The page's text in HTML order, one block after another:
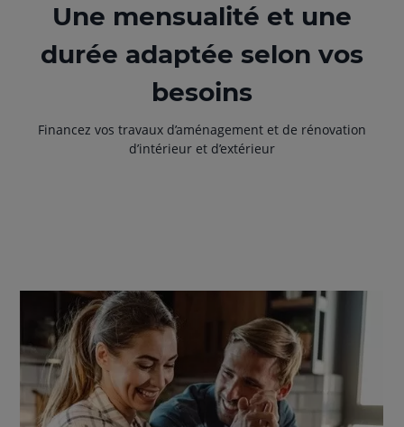
Une mensualité et une
durée adaptée selon vos
besoins
Financez vos travaux d’aménagement et de rénovation
d’intérieur et d’extérieur